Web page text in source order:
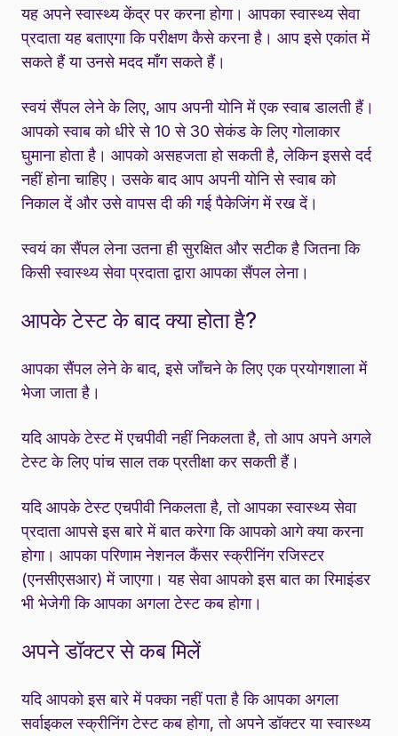
यह अपने स्वास्थ्य केंद्र पर करना होगा। आपका स्वास्थ्य सेवा
प्रदाता यह बताएगा कि परीक्षण कैसे करना है। आप इसे एकांत में
सकते हैं या उनसे मदद माँग सकते हैं।
स्वयं सैंपल लेने के लिए, आप अपनी योनि में एक स्वाब डालती हैं।
आपको स्वाब को धीरे से 10 से 30 सेकंड के लिए गोलाकार
घुमाना होता है। आपको असहजता हो सकती है, लेकिन इससे दर्द
नहीं होना चाहिए। उसके बाद आप अपनी योनि से स्वाब को
निकाल दें और उसे वापस दी की गई पैकेजिंग में रख दें।
स्वयं का सैंपल लेना उतना ही सुरक्षित और सटीक है जितना कि
किसी स्वास्थ्य सेवा प्रदाता द्वारा आपका सैंपल लेना।
आपके टेस्ट के बाद क्या होता है?
आपका सैंपल लेने के बाद, इसे जाँचने के लिए एक प्रयोगशाला में
भेजा जाता है।
यदि आपके टेस्ट में एचपीवी नहीं निकलता है, तो आप अपने अगले
टेस्ट के लिए पांच साल तक प्रतीक्षा कर सकती हैं।
यदि आपके टेस्ट एचपीवी निकलता है, तो आपका स्वास्थ्य सेवा
प्रदाता आपसे इस बारे में बात करेगा कि आपको आगे क्या करना
होगा। आपका परिणाम नेशनल कैंसर स्क्रीनिंग रजिस्टर
(एनसीएसआर) में जाएगा। यह सेवा आपको इस बात का रिमाइंडर
भी भेजेगी कि आपका अगला टेस्ट कब होगा।
अपने डॉक्टर से कब मिलें
यदि आपको इस बारे में पक्का नहीं पता है कि आपका अगला
सर्वाइकल स्क्रीनिंग टेस्ट कब होगा, तो अपने डॉक्टर या स्वास्थ्य